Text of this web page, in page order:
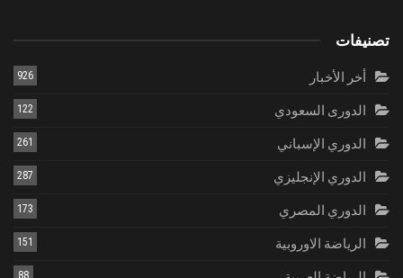
تصنيفات
أخر الأخبار 926
الدورى السعودي 122
الدوري الإسباني 261
الدوري الإنجليزي 287
الدوري المصري 173
الرياضة الاوروبية 151
88